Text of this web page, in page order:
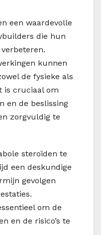
een waardevolle
die hun
kunnen
de fysieke als
is cruciaal om
en de beslissing
zorgvuldig te
steroïden te
een deskundige
gevolgen
om de
en de risico’s te